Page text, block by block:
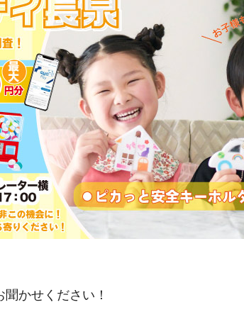
聞かせください！